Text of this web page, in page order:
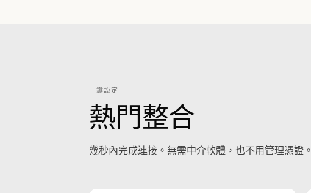
一鍵設定
熱門整合
幾秒內完成連接。無需中介軟體，也不用管理憑證。